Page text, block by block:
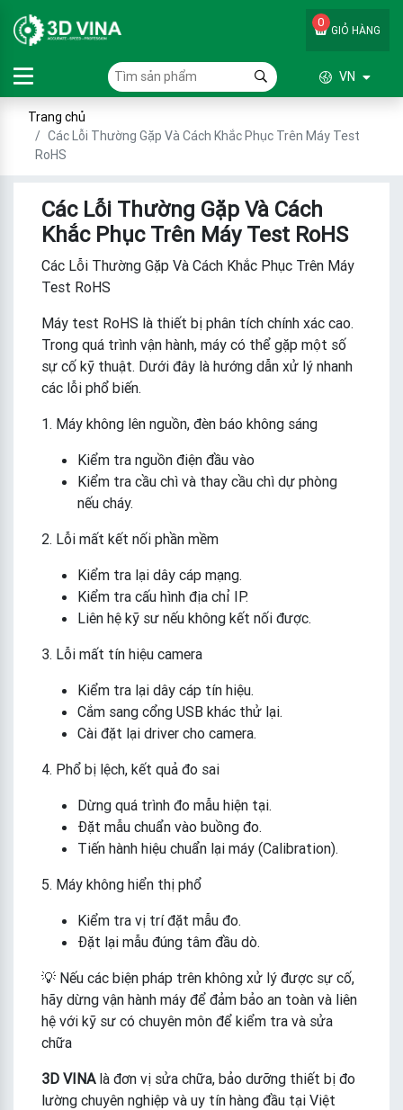
GIỎ HÀNG
0
VN
Trang chủ
Các Lỗi Thường Gặp Và Cách Khắc Phục Trên Máy Test
RoHS
Các Lỗi Thường Gặp Và Cách
Khắc Phục Trên Máy Test RoHS
Các Lỗi Thường Gặp Và Cách Khắc Phục Trên Máy
Test RoHS
Máy test RoHS là thiết bị phân tích chính xác cao.
Trong quá trình vận hành, máy có thể gặp một số
sự cố kỹ thuật. Dưới đây là hướng dẫn xử lý nhanh
các lỗi phổ biến.
1. Máy không lên nguồn, đèn báo không sáng
Kiểm tra nguồn điện đầu vào
Kiểm tra cầu chì và thay cầu chì dự phòng
nếu cháy.
2. Lỗi mất kết nối phần mềm
Kiểm tra lại dây cáp mạng.
Kiểm tra cấu hình địa chỉ IP.
Liên hệ kỹ sư nếu không kết nối được.
3. Lỗi mất tín hiệu camera
Kiểm tra lại dây cáp tín hiệu.
Cắm sang cổng USB khác thử lại.
Cài đặt lại driver cho camera.
4. Phổ bị lệch, kết quả đo sai
Dừng quá trình đo mẫu hiện tại.
Đặt mẫu chuẩn vào buồng đo.
Tiến hành hiệu chuẩn lại máy (Calibration).
5. Máy không hiển thị phổ
Kiểm tra vị trí đặt mẫu đo.
Đặt lại mẫu đúng tâm đầu dò.
💡 Nếu các biện pháp trên không xử lý được sự cố,
hãy dừng vận hành máy để đảm bảo an toàn và liên
hệ với kỹ sư có chuyên môn để kiểm tra và sửa
chữa
3D VINAlà đơn vị sửa chữa, bảo dưỡng thiết bị đo
lường chuyên nghiệp và uy tín hàng đầu tại Việt